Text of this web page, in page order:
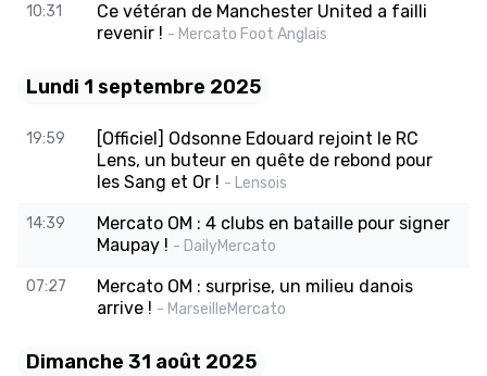
10:31
Ce vétéran de Manchester United a failli
revenir ! - Mercato Foot Anglais
Lundi 1 septembre 2025
19:59
[Officiel] Odsonne Edouard rejoint le RC
Lens, un buteur en quête de rebond pour
les Sang et Or ! - Lensois
14:39
Mercato OM : 4 clubs en bataille pour signer
Maupay ! - DailyMercato
07:27
Mercato OM : surprise, un milieu danois
arrive ! - MarseilleMercato
Dimanche 31 août 2025